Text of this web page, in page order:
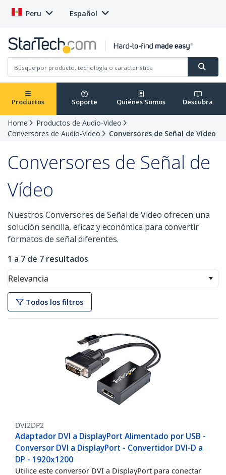
Peru Español
Productos Soporte Quiénes Somos Descubra
Home
Productos de Audio-Video
Conversores de Audio-Vídeo
Conversores de Señal de Vídeo
Conversores de Señal de
Vídeo
Nuestros Conversores de Señal de Vídeo ofrecen una
solución sencilla, eficaz y económica para convertir
formatos de señal diferentes.
1 a 7 de 7 resultados
Relevancia
Todos los filtros
DVI2DP2
Adaptador DVI a DisplayPort Alimentado por USB -
Conversor DVI a DisplayPort - Convertidor DVI-D a
DP - 1920x1200
Utilice este conversor DVI a DisplayPort para conectar